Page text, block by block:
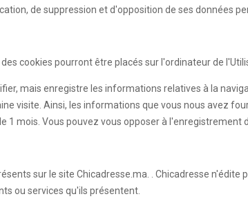
de suppression et d'opposition de ses données
cookies pourront être placés sur l'ordinateur de
mais enregistre les informations relatives à la
visite. Ainsi, les informations que vous nous avez
mois. Vous pouvez vous opposer à l'enregistrement
sur le site Chicadresse.ma. . Chicadresse
ou services qu'ils présentent.